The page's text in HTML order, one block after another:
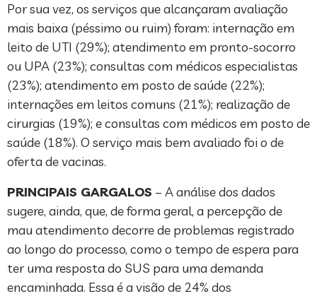
Por sua vez, os serviços que alcançaram avaliação
mais baixa (péssimo ou ruim) foram: internação em
leito de UTI (29%); atendimento em pronto-socorro
ou UPA (23%); consultas com médicos especialistas
(23%); atendimento em posto de saúde (22%);
internações em leitos comuns (21%); realização de
cirurgias (19%); e consultas com médicos em posto de
saúde (18%). O serviço mais bem avaliado foi o de
oferta de vacinas.
PRINCIPAIS GARGALOS – A análise dos dados
sugere, ainda, que, de forma geral, a percepção de
mau atendimento decorre de problemas registrado
ao longo do processo, como o tempo de espera para
ter uma resposta do SUS para uma demanda
encaminhada. Essa é a visão de 24% dos